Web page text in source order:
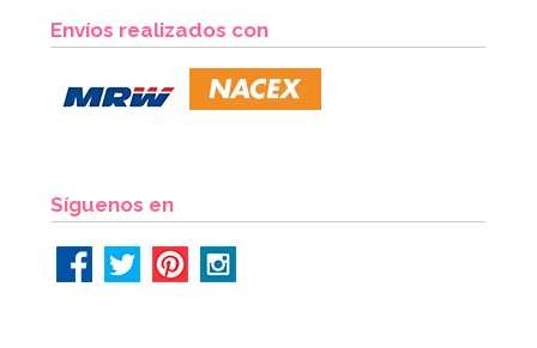
Envíos realizados con
Síguenos en